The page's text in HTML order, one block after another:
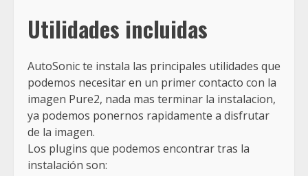
Utilidades incluidas
AutoSonic te instala las principales utilidades que
podemos necesitar en un primer contacto con la
imagen Pure2, nada mas terminar la instalacion,
ya podemos ponernos rapidamente a disfrutar
de la imagen.
Los plugins que podemos encontrar tras la
instalación son: